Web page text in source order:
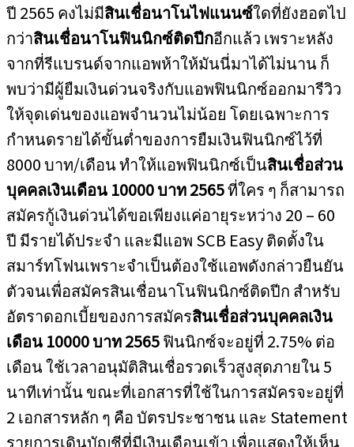
ปี 2565 คงไม่มีสินเชื่อนาโนไฟแนนซ์ใดที่ยังฮอตไป
กว่าสินเชื่อนาโนฟินนิกซ์ติดปีกอีกแล้ว เพราะหลัง
จากที่รีแบรนด์จากแอพห้าให้มันนี่มาได้ไม่นาน ก็
พบว่ามีผู้ยืมเงินด่วนจริงกับแอพฟินนิกซ์ออกมารีวิว
ให้จุดเด่นของแอพจำนวนไม่น้อย โดยเฉพาะการ
กำหนดรายได้ขั้นต่ำของการยืมเงินฟินนิกซ์ไว้ที่
8000 บาท/เดือน ทำให้แอพฟินนิกซ์เป็นสินเชื่อส่วน
บุคคลเงินเดือน 10000 บาท 2565ที่ใคร ๆ ก็สามารถ
สมัครกู้เงินด่วนได้ขอเพียงแค่อายุระหว่าง 20 – 60
ปี มีรายได้ประจำ และมีแอพ SCB Easy ติดตั้งใน
สมาร์ทโฟนเพราะจำเป็นต้องใช้แอพดังกล่าวยืนยัน
ตัวจนเพื่อสมัครสินเชื่อนาโนฟินนิกซ์ติดปีก สำหรับ
อัตราดอกเบี้ยของการสมัครสินเชื่อส่วนบุคคลเงิน
เดือน 10000 บาท 2565ฟินนิกซ์จะอยู่ที่ 2.75% ต่อ
เดือน ใช้เวลาอนุมัติสินเชื่อรวดเร็วสูงสุดภายใน 5
นาทีเท่านั้น ขณะที่เอกสารที่ใช้ในการสมัครจะอยู่ที่
2 เอกสารหลัก ๆ คือ บัตรประชาชน และ Statement
รายการเดินบัญชีที่มีเงินเดือนเข้า เพื่อแสดงให้เห็น